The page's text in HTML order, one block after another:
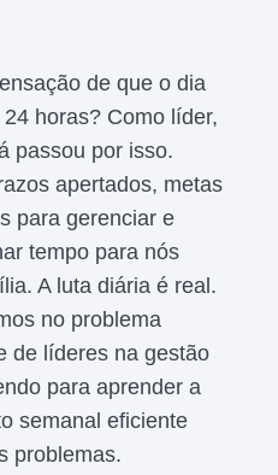
de que o dia
horas? Como líder,
passou por isso.
apertados, metas
para gerenciar e
tempo para nós
A luta diária é real.
no problema
de líderes na gestão
para aprender a
semanal eficiente
problemas.